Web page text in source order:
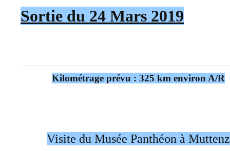
Sortie du 24 Mars 2019
Kilométrage prévu : 325 km environ A/R
Visite du Musée Panthéon à Muttenz